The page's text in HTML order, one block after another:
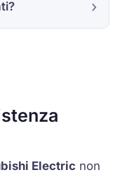
Electric non